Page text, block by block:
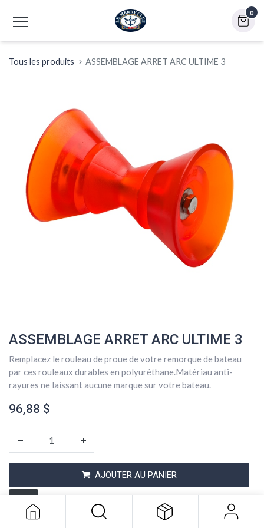
0
Tous les produits ASSEMBLAGE ARRET ARC ULTIME 3
ASSEMBLAGE ARRET ARC ULTIME 3
Remplacez le rouleau de proue de votre remorque de bateau
par ces rouleaux durables en polyuréthane.Matériau anti-
rayures ne laissant aucune marque sur votre bateau.
96,88 $
AJOUTER AU PANIER
ASSEMBLAGE ARRET ARC ULTIME 3
96,88$